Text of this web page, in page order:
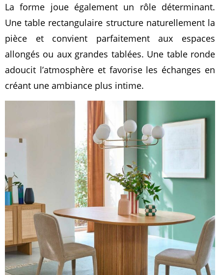
La forme joue également un rôle déterminant.
Une table rectangulaire structure naturellement la
pièce et convient parfaitement aux espaces
allongés ou aux grandes tablées. Une table ronde
adoucit l’atmosphère et favorise les échanges en
créant une ambiance plus intime.